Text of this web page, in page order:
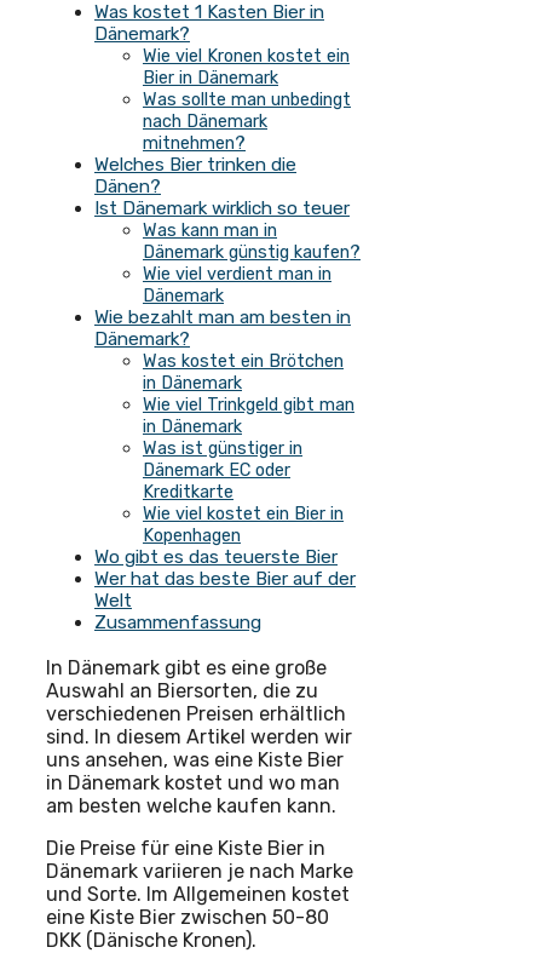
Was kostet 1 Kasten Bier in
Dänemark?
Wie viel Kronen kostet ein
Bier in Dänemark
Was sollte man unbedingt
nach Dänemark
mitnehmen?
Welches Bier trinken die
Dänen?
Ist Dänemark wirklich so teuer
Was kann man in
Dänemark günstig kaufen?
Wie viel verdient man in
Dänemark
Wie bezahlt man am besten in
Dänemark?
Was kostet ein Brötchen
in Dänemark
Wie viel Trinkgeld gibt man
in Dänemark
Was ist günstiger in
Dänemark EC oder
Kreditkarte
Wie viel kostet ein Bier in
Kopenhagen
Wo gibt es das teuerste Bier
Wer hat das beste Bier auf der
Welt
Zusammenfassung
In Dänemark gibt es eine große
Auswahl an Biersorten, die zu
verschiedenen Preisen erhältlich
sind. In diesem Artikel werden wir
uns ansehen, was eine Kiste Bier
in Dänemark kostet und wo man
am besten welche kaufen kann.
Die Preise für eine Kiste Bier in
Dänemark variieren je nach Marke
und Sorte. Im Allgemeinen kostet
eine Kiste Bier zwischen 50-80
DKK (Dänische Kronen).